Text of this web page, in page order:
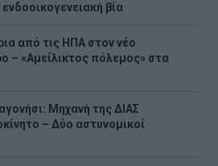
βία
από τις ΗΠΑ στον νέο
– «Αμείλικτος πόλεμος» στα
Μηχανή της ΔΙΑΣ
– Δύο αστυνομικοί